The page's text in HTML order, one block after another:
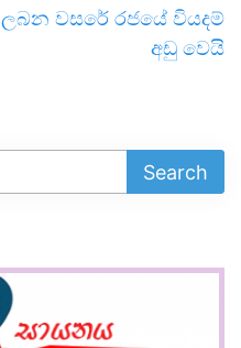
ලබන වසරේ රජයේ වියදම්
අඩු වෙයි